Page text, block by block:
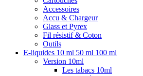
Accessoires
Accu & Chargeur
Glass et Pyrex
Fil résistif & Coton
Outils
E-liquides 10 ml 50 ml 100 ml
Version 10ml
Les tabacs 10ml